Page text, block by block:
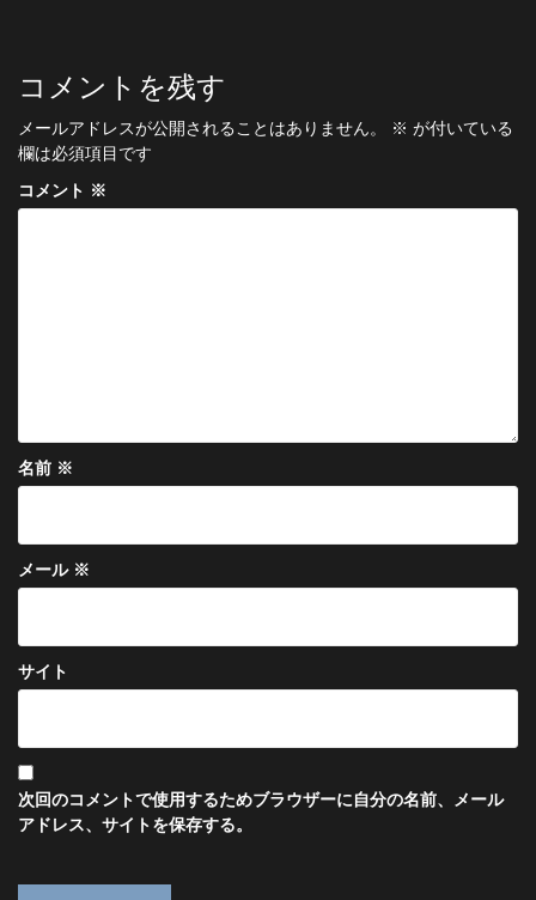
ビ
ゲ
ー
シ
コメントを残す
メールアドレスが公開されることはありません。 ※ が付いている
欄は必須項目です
コメント ※
名前 ※
メール ※
サイト
次回のコメントで使用するためブラウザーに自分の名前、メール
アドレス、サイトを保存する。